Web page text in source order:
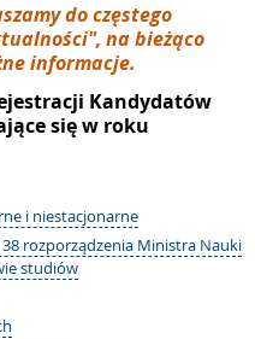
do częstego
na bieżąco
informacje.
Kandydatów
się w roku
i niestacjonarne
rozporządzenia Ministra Nauki
studiów